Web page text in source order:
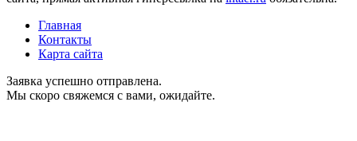
Главная
Контакты
Карта сайта
Заявка успешно отправлена.
Мы скоро свяжемся с вами, ожидайте.